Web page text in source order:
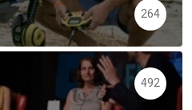
264
492